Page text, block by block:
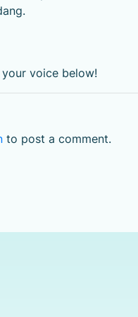
voice below!
to post a comment.